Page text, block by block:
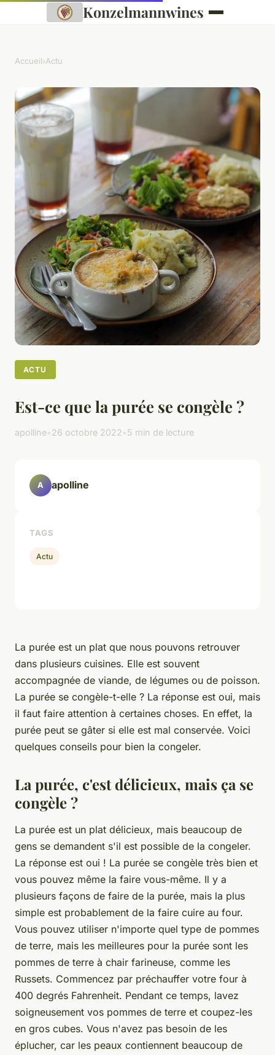
Konzelmannwines
Accueil›Actu
ACTU
Est-ce que la purée se congèle ?
apolline•26 octobre 2022•5 min de lecture
La purée est un plat que nous pouvons retrouver
dans plusieurs cuisines. Elle est souvent
accompagnée de viande, de légumes ou de poisson.
La purée se congèle-t-elle ? La réponse est oui, mais
il faut faire attention à certaines choses. En effet, la
purée peut se gâter si elle est mal conservée. Voici
quelques conseils pour bien la congeler.
La purée, c'est délicieux, mais ça se
congèle ?
La purée est un plat délicieux, mais beaucoup de
gens se demandent s'il est possible de la congeler.
La réponse est oui ! La purée se congèle très bien et
vous pouvez même la faire vous-même. Il y a
plusieurs façons de faire de la purée, mais la plus
simple est probablement de la faire cuire au four.
Vous pouvez utiliser n'importe quel type de pommes
de terre, mais les meilleures pour la purée sont les
pommes de terre à chair farineuse, comme les
Russets. Commencez par préchauffer votre four à
400 degrés Fahrenheit. Pendant ce temps, lavez
soigneusement vos pommes de terre et coupez-les
en gros cubes. Vous n'avez pas besoin de les
éplucher, car les peaux contiennent beaucoup de
A apolline
TAGS
Actu